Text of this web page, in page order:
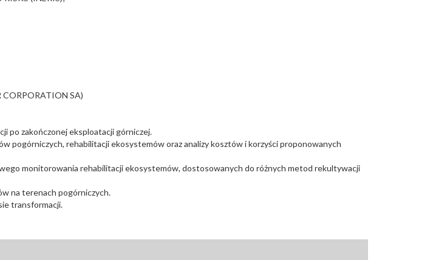
SA)
po zakończonej eksploatacji górniczej.
pogórniczych, rehabilitacji ekosystemów oraz analizy kosztów i korzyści proponowanych
monitorowania rehabilitacji ekosystemów, dostosowanych do różnych metod rekultywacji
na terenach pogórniczych.
transformacji.